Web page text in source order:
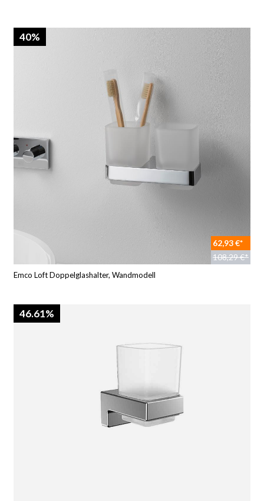
40%
62,93 €*
108,29 €*
Emco Loft Doppelglashalter, Wandmodell
46.61%